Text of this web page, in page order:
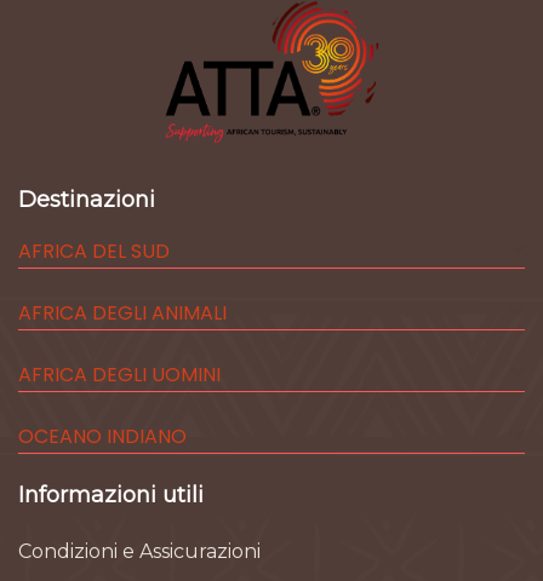
Destinazioni
AFRICA DEL SUD
AFRICA DEGLI ANIMALI
AFRICA DEGLI UOMINI
OCEANO INDIANO
Informazioni utili
Condizioni e Assicurazioni